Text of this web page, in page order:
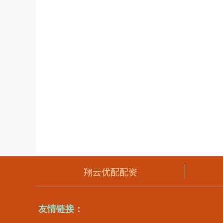
翔云优配配资
友情链接：